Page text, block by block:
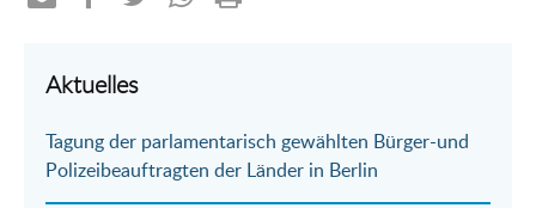
per
Mail
auf
Aktuelles
Tagung der parlamentarisch gewählten Bürger-und
Polizeibeauftragten der Länder in Berlin